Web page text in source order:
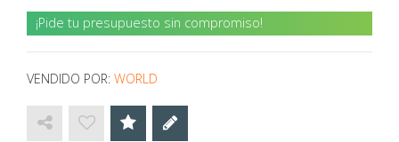
¡Pide tu presupuesto sin compromiso!
VENDIDO POR: WORLD